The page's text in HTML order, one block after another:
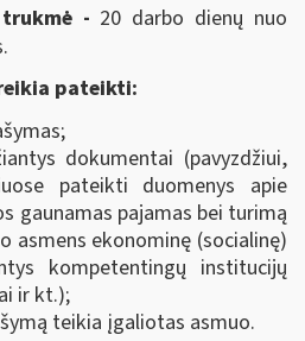
- 20 darbo dienų nuo
pateikti:
dokumentai (pavyzdžiui,
pateikti duomenys apie
gaunamas pajamas bei turimą
asmens ekonominę (socialinę)
kompetentingų institucijų
ir kt.);
teikia įgaliotas asmuo.